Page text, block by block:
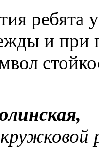
ребята
и при